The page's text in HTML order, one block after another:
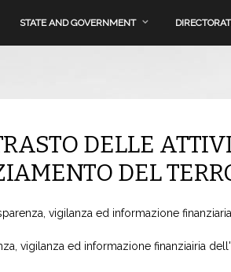
STATE AND GOVERNMENT
DELLE
DEL
vigilanza ed informazione
vigilanza ed informazione finanziairia